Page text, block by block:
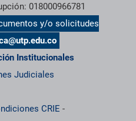
018000966781
y/o solicitudes
Institucionales
Judiciales
CRIE -